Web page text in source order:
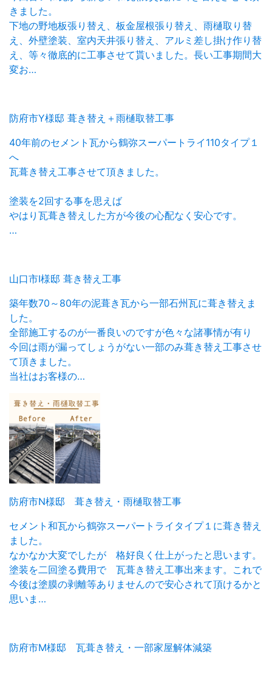
きました。
下地の野地板張り替え、板金屋根張り替え、雨樋取り替
え、外壁塗装、室内天井張り替え、アルミ差し掛け作り替
え、等々徹底的に工事させて貰いました。長い工事期間大
変お…
防府市Y様邸 葺き替え＋雨樋取替工事
40年前のセメント瓦から鶴弥スーパートライ110タイプ１
へ
瓦葺き替え工事させて頂きました。
塗装を2回する事を思えば
やはり瓦葺き替えした方が今後の心配なく安心です。
…
山口市I様邸 葺き替え工事
築年数70～80年の泥葺き瓦から一部石州瓦に葺き替えま
した。
全部施工するのが一番良いのですが色々な諸事情が有り
今回は雨が漏ってしょうがない一部のみ葺き替え工事させ
て頂きました。
当社はお客様の…
防府市N様邸 葺き替え・雨樋取替工事
セメント和瓦から鶴弥スーパートライタイプ１に葺き替え
ました。
なかなか大変でしたが 格好良く仕上がったと思います。
塗装を二回塗る費用で 瓦葺き替え工事出来ます。これで
今後は塗膜の剥離等ありませんので安心されて頂けるかと
思いま…
防府市M様邸 瓦葺き替え・一部家屋解体減築